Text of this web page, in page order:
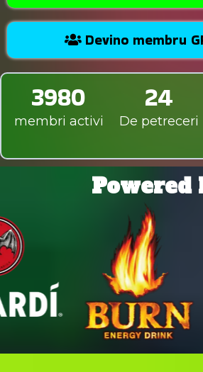
Devino membru
3980 24
membri activi De petreceri
Powered